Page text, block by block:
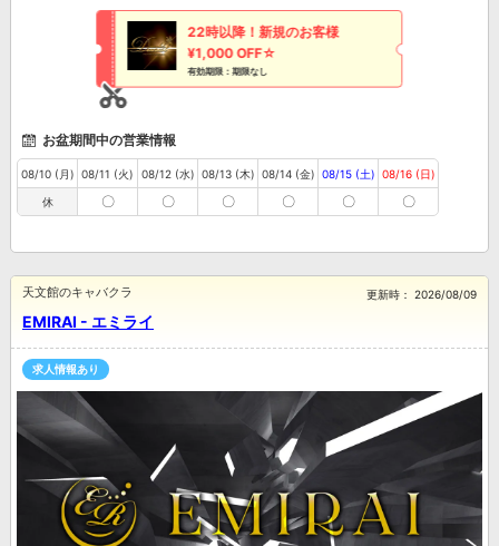
22時以降！新規のお客様
¥1,000 OFF☆
有効期限：期限なし
お盆期間中の営業情報
08/10 (月)
休
08/11 (火)
〇
08/12 (水)
〇
08/13 (木)
〇
08/14 (金)
〇
08/15 (土)
〇
08/16 (日)
〇
EMIRAI - エミライ
天文館のキャバクラ 更新時： 2026/08/09
求人情報あり